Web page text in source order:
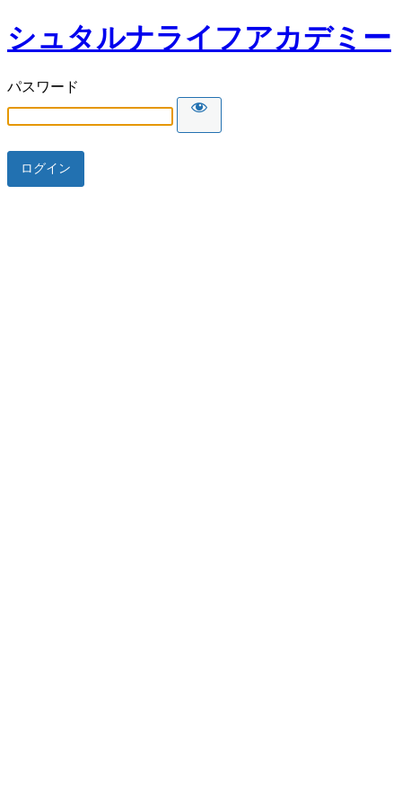
シュタルナライフアカデミー
パスワード